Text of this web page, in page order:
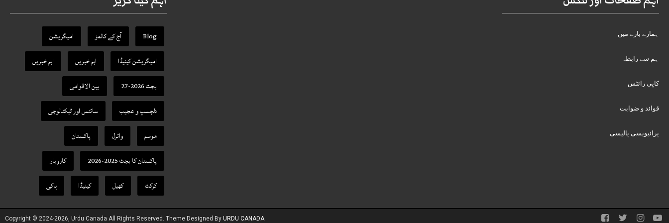
ہمارے بارے میں
ہم سے رابطہ
کاپی رائٹس
قوائد و ضوابت
پرائیویسی پالیسی
Blog آج کے کالمز
امیگریشن
امیگریشن کینیڈا
اہم خبریں
اہم خبریں
بجٹ 2026-27
بین الاقوامی
دلچسپ و عجیب
سائنس اور ٹیکنالوجی
موسم
وائرل
پاکستان
پاکستان کا بجٹ 2025-2026
کاروبار
کرکٹ
کھیل کینیڈا ہاکی
Copyright © 2024-2026, Urdu Canada All Rights Reserved. Theme Designed By URDU CANADA